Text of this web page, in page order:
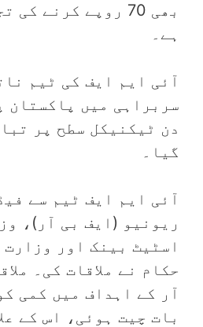
بھی 70 روپے کرنے
ہے۔
آئی ایم ایف کی ٹیم
سربراہی میں پاکستان
دن ٹیکنیکل سطح پر
گیا۔
آئی ایم ایف ٹیم سے
ریونیو (ایف بی آر)،
اسٹیٹ بینک اور
حکام نے ملاقات کی۔
آر کے اہداف میں کمی
بات چیت ہوئی، اس کے